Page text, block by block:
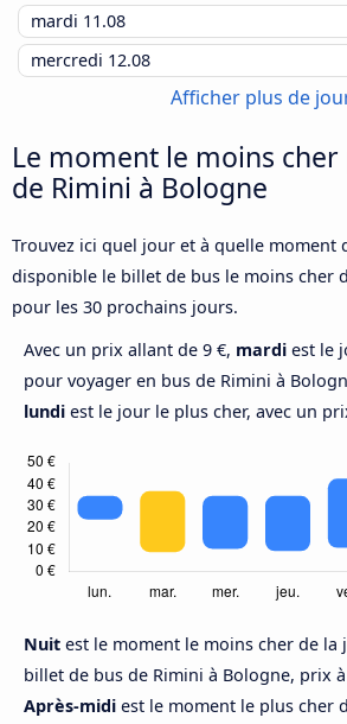
mardi 11.08
mercredi 12.08
Afficher plus de
Le moment le moins
de Rimini à Bologne
Trouvez ici quel jour et à quelle moment
disponible le billet de bus le moins cher
pour les 30 prochains jours.
Avec un prix allant de 9 €, mardi est le
pour voyager en bus de Rimini à
lundi est le jour le plus cher, avec un
Nuit est le moment le moins cher de la
billet de bus de Rimini à Bologne, prix
Après-midi est le moment le plus cher